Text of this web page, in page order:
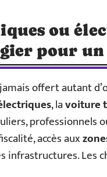
ou
pour un
jamais offert autant
, lavoiture
professionnels
accès aux
infrastructures. Les